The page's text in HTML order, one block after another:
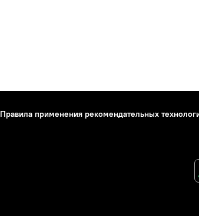
Правила применения рекомендательных